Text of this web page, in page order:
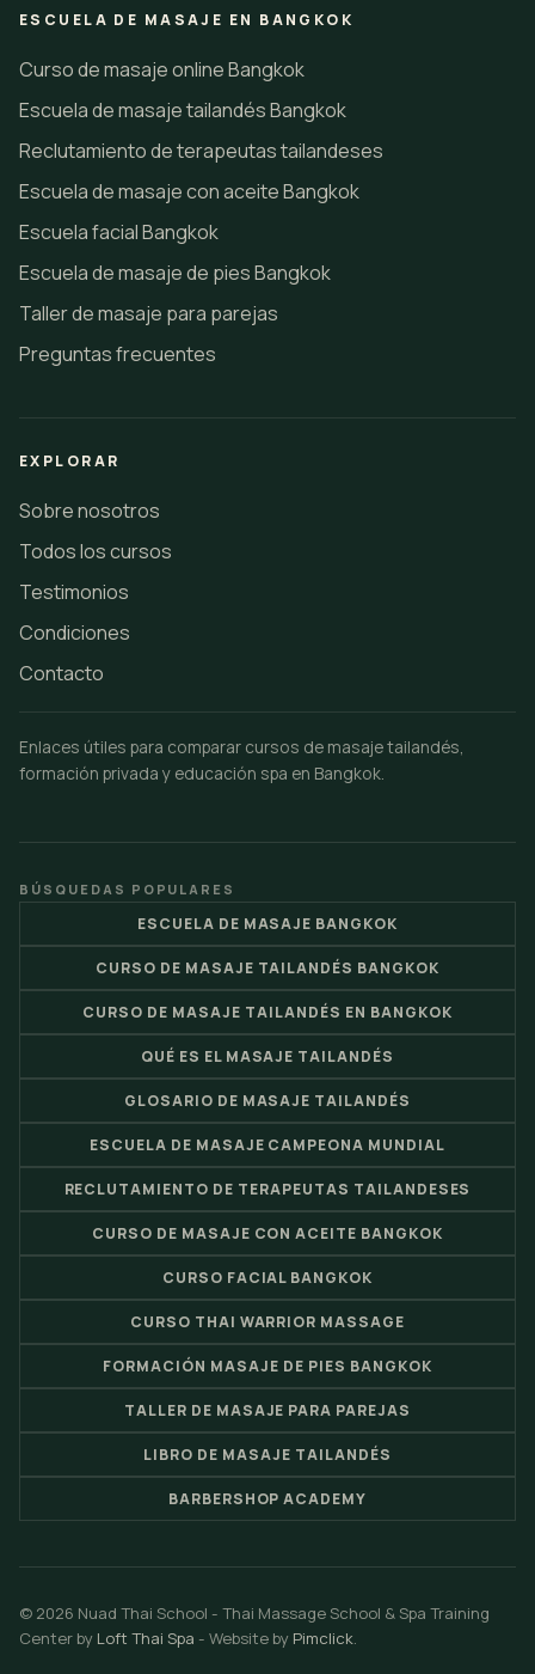
ESCUELA DE MASAJE EN BANGKOK
Curso de masaje online Bangkok
Escuela de masaje tailandés Bangkok
Reclutamiento de terapeutas tailandeses
Escuela de masaje con aceite Bangkok
Escuela facial Bangkok
Escuela de masaje de pies Bangkok
Taller de masaje para parejas
Preguntas frecuentes
EXPLORAR
Sobre nosotros
Todos los cursos
Testimonios
Condiciones
Contacto
Enlaces útiles para comparar cursos de masaje tailandés,
formación privada y educación spa en Bangkok.
BÚSQUEDAS POPULARES
ESCUELA DE MASAJE BANGKOK
CURSO DE MASAJE TAILANDÉS BANGKOK
CURSO DE MASAJE TAILANDÉS EN BANGKOK
QUÉ ES EL MASAJE TAILANDÉS
GLOSARIO DE MASAJE TAILANDÉS
ESCUELA DE MASAJE CAMPEONA MUNDIAL
RECLUTAMIENTO DE TERAPEUTAS TAILANDESES
CURSO DE MASAJE CON ACEITE BANGKOK
CURSO FACIAL BANGKOK
CURSO THAI WARRIOR MASSAGE
FORMACIÓN MASAJE DE PIES BANGKOK
TALLER DE MASAJE PARA PAREJAS
LIBRO DE MASAJE TAILANDÉS
BARBERSHOP ACADEMY
© 2026 Nuad Thai School - Thai Massage School & Spa Training
Center by Loft Thai Spa - Website by Pimclick.